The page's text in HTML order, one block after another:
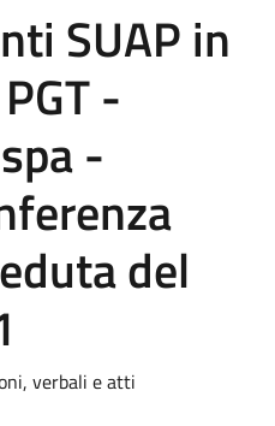
SUAP in
-
-
del
verbali e atti